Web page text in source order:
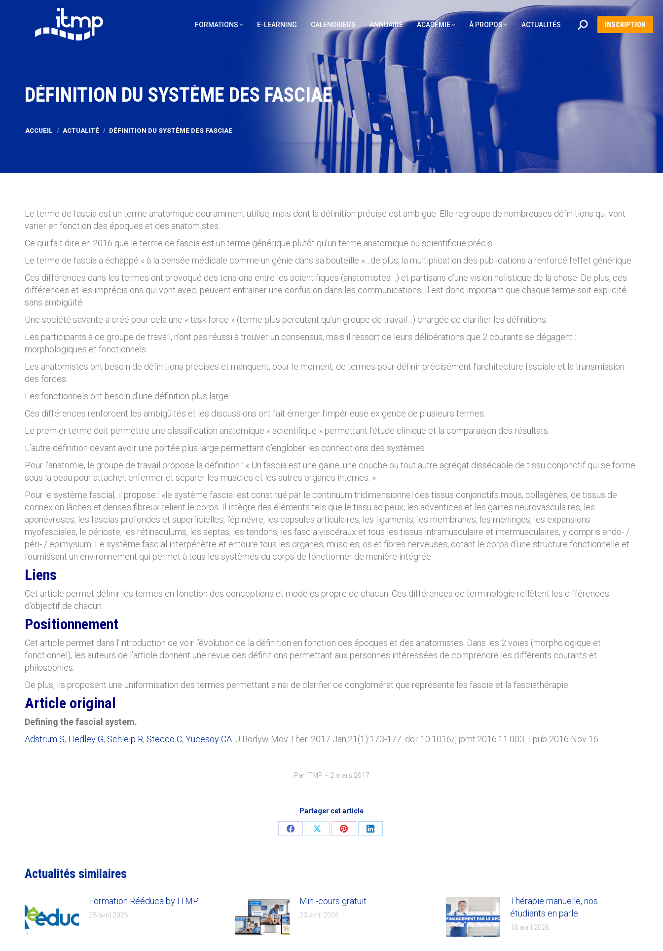
FORMATIONS E-LEARNING CALENDRIERS ANNUAIRE ACADÉMIE À PROPOS ACTUALITÉS
RechercheINSCRIPTION
DÉFINITION DU SYSTÈME DES FASCIAE
ACCUEIL ACTUALITÉ DÉFINITION DU SYSTÈME DES FASCIAE
Le terme de fascia est un terme anatomique couramment utilisé, mais dont la définition précise est ambigüe. Elle regroupe de nombreuses définitions qui vont
varier en fonction des époques et des anatomistes.
Ce qui fait dire en 2016 que le terme de fascia est un terme générique plutôt qu’un terme anatomique ou scientifique précis.
Le terme de fascia a échappé « à la pensée médicale comme un génie dans sa bouteille »…de plus, la multiplication des publications a renforcé l’effet générique.
Ces différences dans les termes ont provoqué des tensions entre les scientifiques (anatomistes…) et partisans d’une vision holistique de la chose. De plus, ces
différences et les imprécisions qui vont avec, peuvent entrainer une confusion dans les communications. Il est donc important que chaque terme soit explicité
sans ambigüité.
Une société savante a créé pour cela une « task force » (terme plus percutant qu’un groupe de travail…) chargée de clarifier les définitions.
Les participants à ce groupe de travail, n’ont pas réussi à trouver un consensus, mais il ressort de leurs délibérations que 2 courants se dégagent :
morphologiques et fonctionnels.
Les anatomistes ont besoin de définitions précises et manquent, pour le moment, de termes pour définir précisément l’architecture fasciale et la transmission
des forces.
Les fonctionnels ont besoin d’une définition plus large.
Ces différences renforcent les ambigüités et les discussions ont fait émerger l’impérieuse exigence de plusieurs termes.
Le premier terme doit permettre une classification anatomique « scientifique » permettant l’étude clinique et la comparaison des résultats.
L’autre définition devant avoir une portée plus large permettant d’englober les connections des systèmes.
Pour l’anatomie, le groupe de travail propose la définition : « Un fascia est une gaine, une couche ou tout autre agrégat dissécable de tissu conjonctif qui se forme
sous la peau pour attacher, enfermer et séparer les muscles et les autres organes internes. »
Pour le système fascial, il propose : «le système fascial est constitué par le continuum tridimensionnel des tissus conjonctifs mous, collagènes, de tissus de
connexion lâches et denses fibreux relient le corps. Il intègre des éléments tels que le tissu adipeux, les adventices et les gaines neurovasculaires, les
aponévroses, les fascias profondes et superficielles, l’épinévre, les capsules articulaires, les ligaments, les membranes, les méninges, les expansions
myofasciales, le périoste, les rétinaculums, les septas, les tendons, les fascia viscéraux et tous les tissus intramusculaire et intermusculaires, y compris endo- /
péri- / epimysium. Le système fascial interpénètre et entoure tous les organes, muscles, os et fibres nerveuses, dotant le corps d’une structure fonctionnelle et
fournissant un environnement qui permet à tous les systèmes du corps de fonctionner de manière intégrée.
Liens
Cet article permet définir les termes en fonction des conceptions et modèles propre de chacun. Ces différences de terminologie reflètent les différences
d’objectif de chacun.
Positionnement
Cet article permet dans l’introduction de voir l’évolution de la définition en fonction des époques et des anatomistes. Dans les 2 voies (morphologique et
fonctionnel), les auteurs de l’article donnent une revue des définitions permettant aux personnes intéressées de comprendre les différents courants et
philosophies.
De plus, ils proposent une uniformisation des termes permettant ainsi de clarifier ce conglomérat que représente les fascie et la fasciathérapie.
Article original
Defining the fascial system.
Adstrum S, Hedley G, Schleip R, Stecco C, Yucesoy CA . J Bodyw Mov Ther. 2017 Jan;21(1):173-177. doi: 10.1016/j.jbmt.2016.11.003. Epub 2016 Nov 16.
Par ITMP 2 mars 2017
Partager cet article
Share
Share
Share
Share
Actualités similaires
Formation Rééduca by ITMP
28 avril 2026
Mini-cours gratuit
23 avril 2026
Thérapie manuelle, nos
étudiants en parle
18 avril 2026